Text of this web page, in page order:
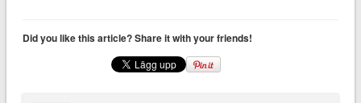
Did you like this article? Share it with your friends!